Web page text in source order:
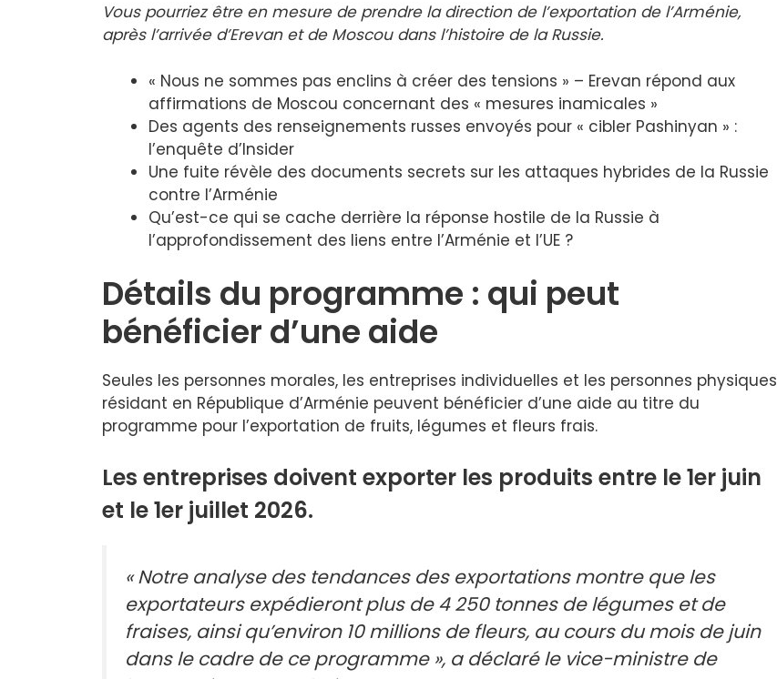
Vous pourriez être en mesure de prendre la direction de l’exportation de l’Arménie,
après l’arrivée d’Erevan et de Moscou dans l’histoire de la Russie.
« Nous ne sommes pas enclins à créer des tensions » – Erevan répond aux
affirmations de Moscou concernant des « mesures inamicales »
Des agents des renseignements russes envoyés pour « cibler Pashinyan » :
l’enquête d’Insider
Une fuite révèle des documents secrets sur les attaques hybrides de la Russie
contre l’Arménie
Qu’est-ce qui se cache derrière la réponse hostile de la Russie à
l’approfondissement des liens entre l’Arménie et l’UE ?
Détails du programme : qui peut
bénéficier d’une aide
Seules les personnes morales, les entreprises individuelles et les personnes physiques
résidant en République d’Arménie peuvent bénéficier d’une aide au titre du
programme pour l’exportation de fruits, légumes et fleurs frais.
Les entreprises doivent exporter les produits entre le 1er juin
et le 1er juillet 2026.
« Notre analyse des tendances des exportations montre que les
exportateurs expédieront plus de 4 250 tonnes de légumes et de
fraises, ainsi qu’environ 10 millions de fleurs, au cours du mois de juin
dans le cadre de ce programme », a déclaré le vice-ministre de